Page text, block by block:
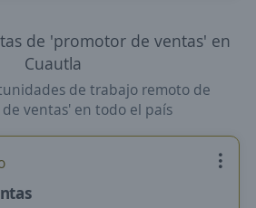
de 'promotor de ventas' en
Cuautla
de trabajo remoto de
ventas' en todo el país